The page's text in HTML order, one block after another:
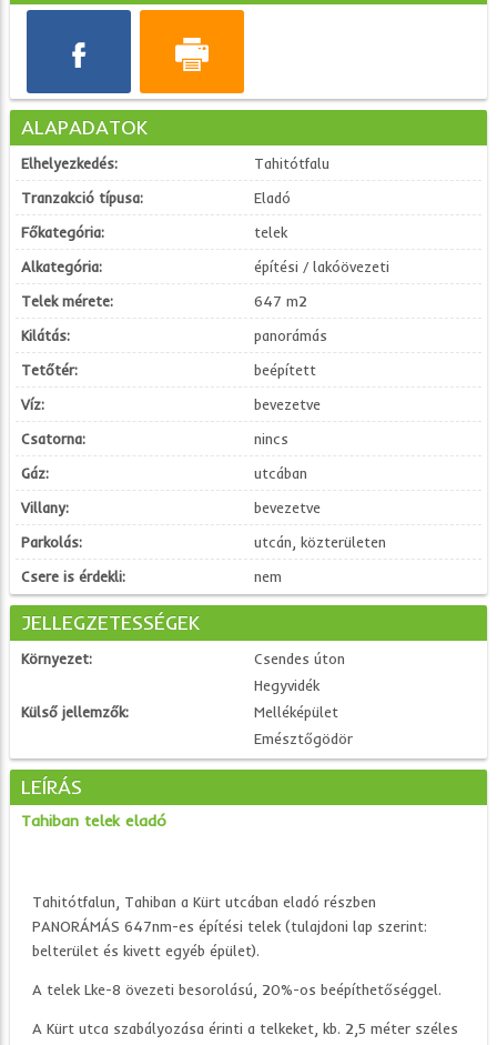
ALAPADATOK
Elhelyezkedés:
Tahitótfalu
Tranzakció típusa:
Eladó
Főkategória:
telek
Alkategória:
építési / lakóövezeti
Telek mérete:
647 m2
Kilátás:
panorámás
Tetőtér:
beépített
Víz:
bevezetve
Csatorna:
nincs
Gáz:
utcában
Villany:
bevezetve
Parkolás:
utcán, közterületen
Csere is érdekli:
nem
JELLEGZETESSÉGEK
Környezet:
Csendes úton
Hegyvidék
Külső jellemzők:
Melléképület
Emésztőgödör
LEÍRÁS
Tahiban telek eladó
Tahitótfalun, Tahiban a Kürt utcában eladó részben
PANORÁMÁS 647nm-es építési telek (tulajdoni lap szerint:
belterület és kivett egyéb épület).
A telek Lke-8 övezeti besorolású, 20%-os beépíthetőséggel.
A Kürt utca szabályozása érinti a telkeket, kb. 2,5 méter széles